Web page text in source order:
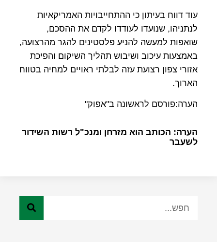
עוד דווח בעיתון כי ההתחייבויות האמריקאיות
לנתניהו, שנועדו לעודדו לקדם את ההסכם,
שואפות למעשה להניע פלסטינים להגר מהרצועה,
באמצעות עיכוב ושיבוש תהליך השיקום והפיכת
אזורי צפון רצועת עזה לבלתי ראויים למחיה בטווח
הארוך.
הערה:פורסם לראשונה ב"אפוק"
הערה: הכותב הוא מזרחן ומנכ"ל רשות השידור
לשעבר